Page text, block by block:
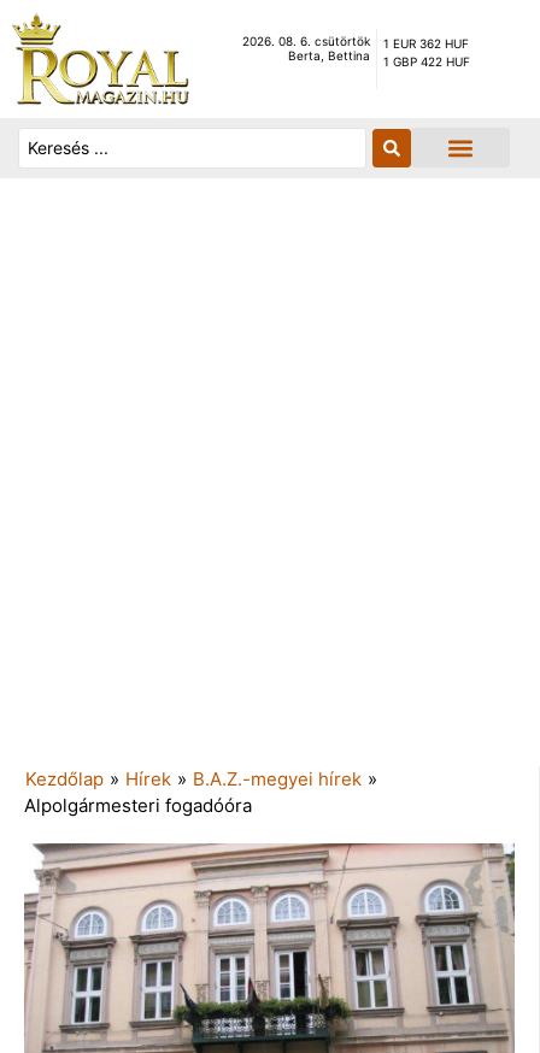
2026. 08. 6. csütörtök
Berta, Bettina
1 EUR 362 HUF
1 GBP 422 HUF
Kezdőlap » Hírek » B.A.Z.-megyei hírek »
Alpolgármesteri fogadóóra